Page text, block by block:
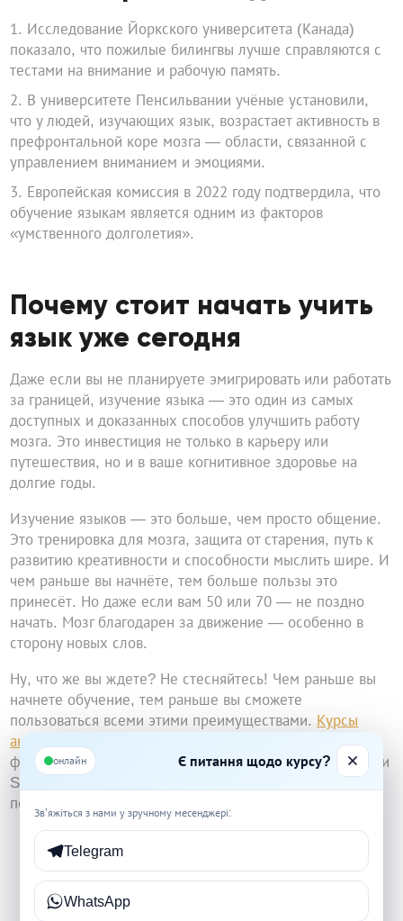
Исследование Йоркского университета (Канада)
показало, что пожилые билингвы лучше справляются с
тестами на внимание и рабочую память.
В университете Пенсильвании учёные установили,
что у людей, изучающих язык, возрастает активность в
префронтальной коре мозга — области, связанной с
управлением вниманием и эмоциями.
Европейская комиссия в 2022 году подтвердила, что
обучение языкам является одним из факторов
«умственного долголетия».
Почему стоит начать учить
язык уже сегодня
Даже если вы не планируете эмигрировать или работать
за границей, изучение языка — это один из самых
доступных и доказанных способов улучшить работу
мозга. Это инвестиция не только в карьеру или
путешествия, но и в ваше когнитивное здоровье на
долгие годы.
Изучение языков — это больше, чем просто общение.
Это тренировка для мозга, защита от старения, путь к
развитию креативности и способности мыслить шире. И
чем раньше вы начнёте, тем больше пользы это
принесёт. Но даже если вам 50 или 70 — не поздно
начать. Мозг благодарен за движение — особенно в
сторону новых слов.
Ну, что же вы ждете? Не стесняйтесь! Чем раньше вы
начнете обучение, тем раньше вы сможете
пользоваться всеми этими преимуществами. Курсы
английского языка в Николаеве
или более удобная
форма обучения
курсы английского онлайнот компании
Start Today откроют перед вами такие прекрасные
перспективы, о которых вы прочитали выше.
СТАТЬИ БЛОГА
онлайн Є питання щодо курсу?
Зв’яжіться з нами у зручному месенджері:
Telegram
WhatsApp